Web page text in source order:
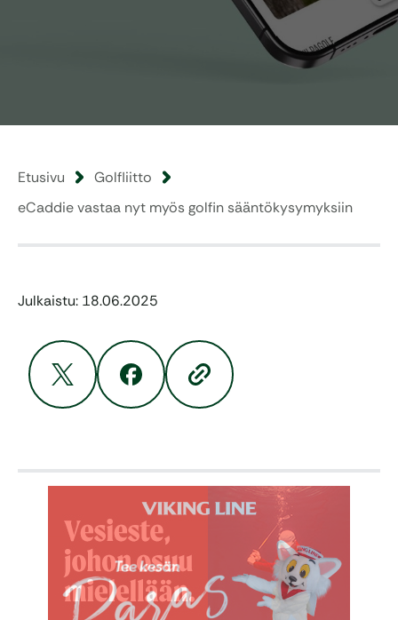
Etusivu
Golfliitto
eCaddie vastaa nyt myös golfin sääntökysymyksiin
Julkaistu: 18.06.2025